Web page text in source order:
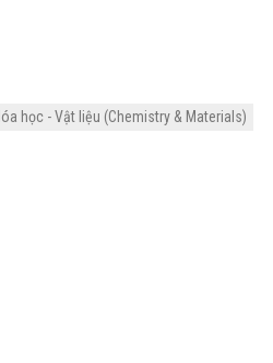
học - Vật liệu (Chemistry & Materials)